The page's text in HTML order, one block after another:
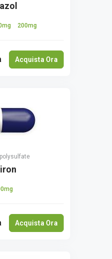
200mg
Acquista Ora
Acquista Ora